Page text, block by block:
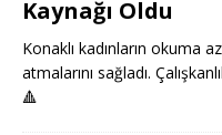
Kaynağı Oldu
Konaklı kadınların okuma
atmalarını sağladı.
🔺